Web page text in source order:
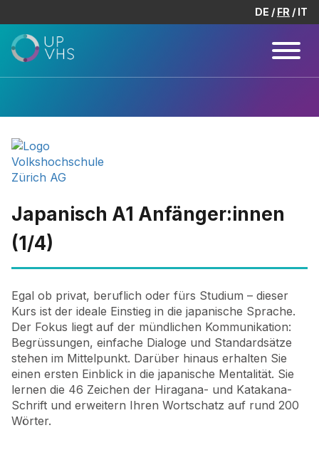
DE FR IT
Japanisch A1 Anfänger:innen
(1/4)
Egal ob privat, beruflich oder fürs Studium – dieser
Kurs ist der ideale Einstieg in die japanische Sprache.
Der Fokus liegt auf der mündlichen Kommunikation:
Begrüssungen, einfache Dialoge und Standardsätze
stehen im Mittelpunkt. Darüber hinaus erhalten Sie
einen ersten Einblick in die japanische Mentalität. Sie
lernen die 46 Zeichen der Hiragana- und Katakana-
Schrift und erweitern Ihren Wortschatz auf rund 200
Wörter.